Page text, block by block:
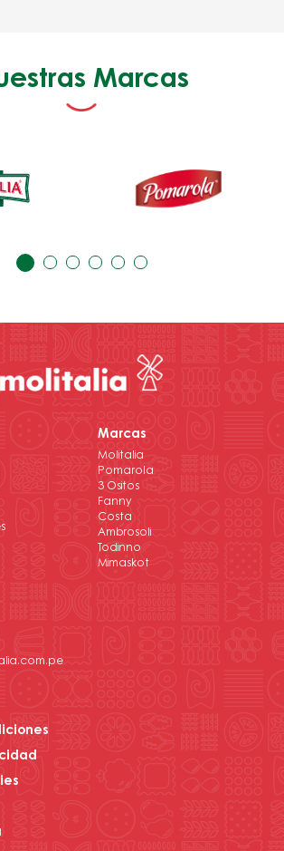
Marcas
Marcas
Molitalia
Pomarola
3 Ositos
Fanny
Costa
Ambrosoli
Todinno
Mimaskot